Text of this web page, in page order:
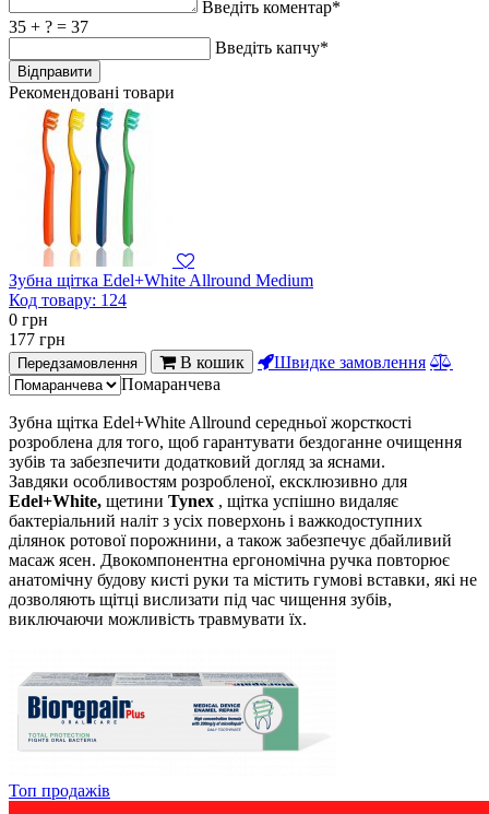
Введіть коментар*
35 + ? = 37
Введіть капчу*
Рекомендовані товари
Зубна щітка Edel+White Allround Medium
Код товару: 124
0 грн
177 грн
Передзамовлення В кошик Швидке замовлення
Помаранчева
Зубна щітка Edel+White Allround середньої жорсткості
розроблена для того, щоб гарантувати бездоганне очищення
зубів та забезпечити додатковий догляд за яснами.
Завдяки особливостям розробленої, ексклюзивно для
Edel+White, щетини Tynex , щітка успішно видаляє
бактеріальний наліт з усіх поверхонь і важкодоступних
ділянок ротової порожнини, а також забезпечує дбайливий
масаж ясен. Двокомпонентна ергономічна ручка повторює
анатомічну будову кисті руки та містить гумові вставки, які не
дозволяють щітці вислизати під час чищення зубів,
виключаючи можливість травмувати їх.
Топ продажів